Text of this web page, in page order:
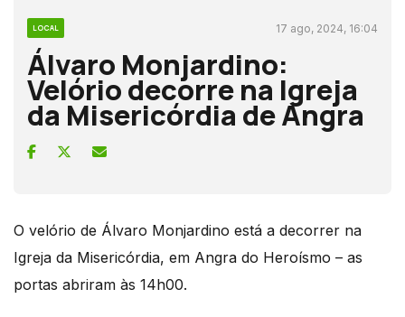
LOCAL 17 ago, 2024, 16:04
Álvaro Monjardino:
Velório decorre na Igreja
da Misericórdia de Angra
O velório de Álvaro Monjardino está a decorrer na
Igreja da Misericórdia, em Angra do Heroísmo – as
portas abriram às 14h00.